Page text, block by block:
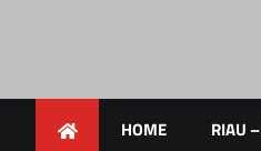
HOME RIAU